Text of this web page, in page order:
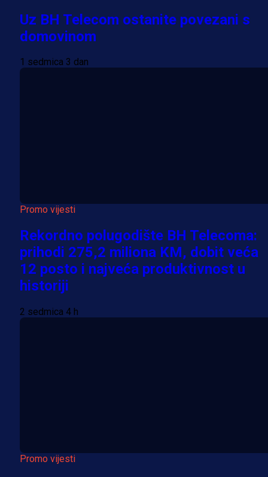
Uz BH Telecom ostanite povezani s
domovinom
1 sedmica 3 dan
Promo vijesti
Rekordno polugodište BH Telecoma:
prihodi 275,2 miliona KM, dobit veća
12 posto i najveća produktivnost u
historiji
2 sedmica 4 h
Promo vijesti